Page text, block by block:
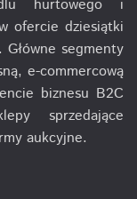
hurtowego i
ofercie dziesiątki
segmenty
e-commercową
biznesu B2C
sprzedające
aukcyjne.